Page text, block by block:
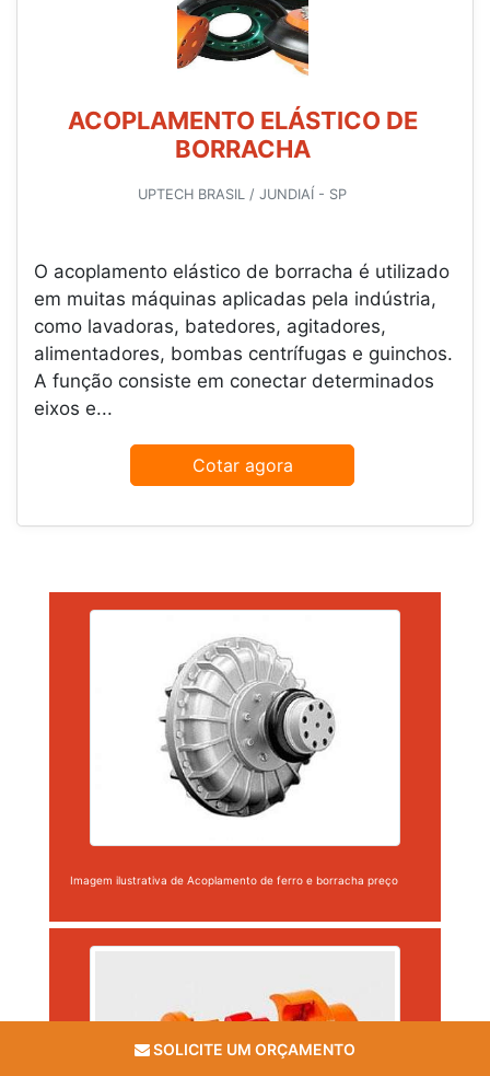
ACOPLAMENTO ELÁSTICO DE
BORRACHA
UPTECH BRASIL / JUNDIAÍ - SP
O acoplamento elástico de borracha é utilizado
em muitas máquinas aplicadas pela indústria,
como lavadoras, batedores, agitadores,
alimentadores, bombas centrífugas e guinchos.
A função consiste em conectar determinados
eixos e...
Cotar agora
Imagem ilustrativa de Acoplamento de ferro e borracha preço
SOLICITE UM ORÇAMENTO